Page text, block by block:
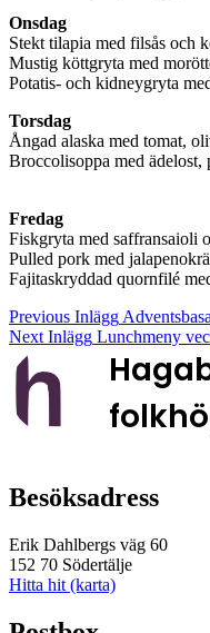
Onsdag
Stekt tilapia med filsås och
Mustig köttgryta med
Potatis- och kidneygryta
Torsdag
Ångad alaska med tomat,
Broccolisoppa med ädelost,
Fredag
Fiskgryta med saffransaioli
Pulled pork med
Fajitaskryddad quornfilé
Skip
back
main
navigation
Previous Inlägg
Next Inlägg Lunchmeny
Besöksadress
Erik Dahlbergs väg 60
152 70 Södertälje
Hitta hit (karta)